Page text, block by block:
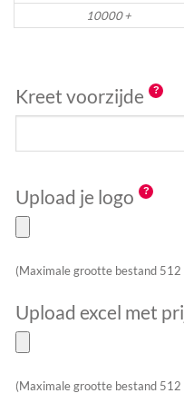
10000 +
Kreet voorzijde
Upload je logo
(Maximale grootte bestand 512
Upload excel met
(Maximale grootte bestand 512